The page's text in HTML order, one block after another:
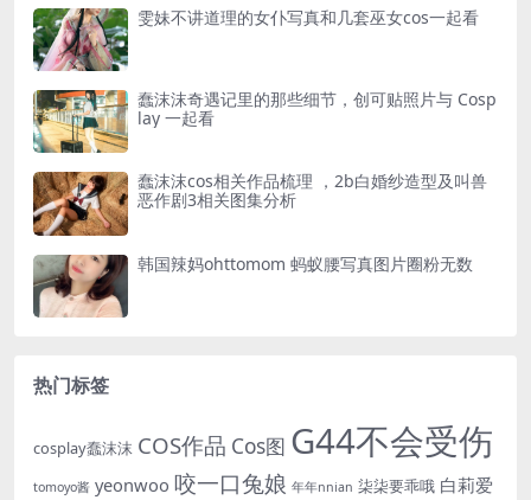
雯妹不讲道理的女仆写真和几套巫女cos一起看
蠢沫沫奇遇记里的那些细节，创可贴照片与 Cosp
lay 一起看
蠢沫沫cos相关作品梳理 ，2b白婚纱造型及叫兽
恶作剧3相关图集分析
韩国辣妈ohttomom 蚂蚁腰写真图片圈粉无数
热门标签
cosplay蠢沫沫 COS作品 Cos图 G44不会受伤
tomoyo酱 yeonwoo 咬一口兔娘 年年nnian 柒柒要乖哦 白莉爱